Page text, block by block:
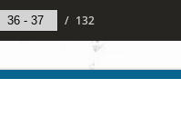
/ 132